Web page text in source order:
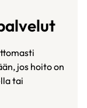
jos hoito on
tai